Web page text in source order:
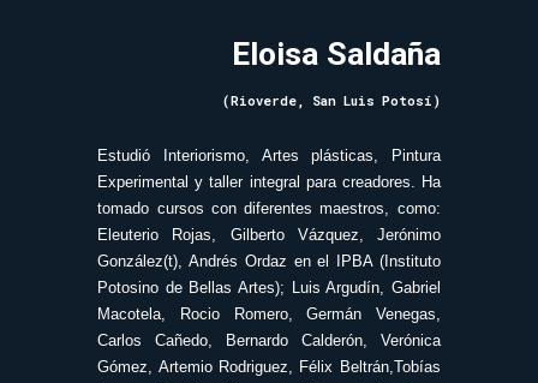
Eloisa Saldaña
(Rioverde, San Luis Potosí)
Estudió Interiorismo, Artes plásticas, Pintura
Experimental y taller integral para creadores. Ha
tomado cursos con diferentes maestros, como:
Eleuterio Rojas, Gilberto Vázquez, Jerónimo
González(t), Andrés Ordaz en el IPBA (Instituto
Potosino de Bellas Artes); Luis Argudín, Gabriel
Macotela, Rocio Romero, Germán Venegas,
Carlos Cañedo, Bernardo Calderón, Verónica
Gómez, Artemio Rodriguez, Félix Beltrán,Tobías